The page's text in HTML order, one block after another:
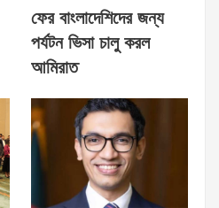
ফের বাংলাদেশিদের জন্য
পর্যটন ভিসা চালু করল
আমিরাত